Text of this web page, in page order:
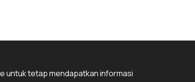
untuk tetap mendapatkan informasi